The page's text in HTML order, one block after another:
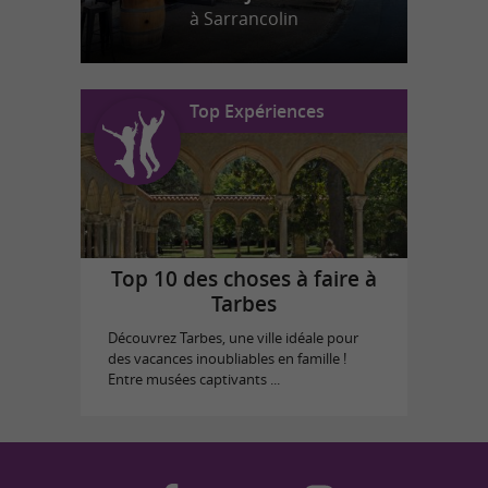
à Sarrancolin
Top Expériences
Top 10 des choses à faire à
Tarbes
Découvrez Tarbes, une ville idéale pour
des vacances inoubliables en famille !
Entre musées captivants ...